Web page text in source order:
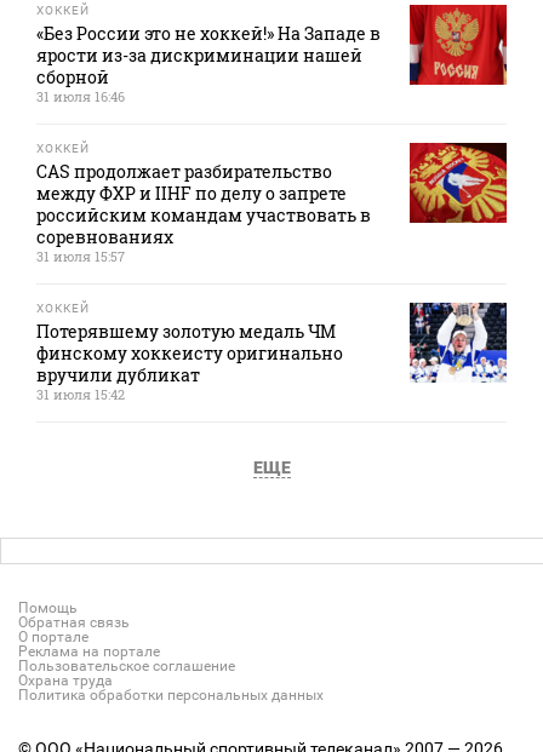
ХОККЕЙ
«Без России это не хоккей!» На Западе в
ярости из-за дискриминации нашей
сборной
31 июля 16:46
ХОККЕЙ
CAS продолжает разбирательство
между ФХР и IIHF по делу о запрете
российским командам участвовать в
соревнованиях
31 июля 15:57
ХОККЕЙ
Потерявшему золотую медаль ЧМ
финскому хоккеисту оригинально
вручили дубликат
31 июля 15:42
ЕЩЕ
Помощь
Обратная связь
О портале
Реклама на портале
Пользовательское соглашение
Охрана труда
Политика обработки персональных данных
© ООО «Национальный спортивный телеканал» 2007 — 2026.